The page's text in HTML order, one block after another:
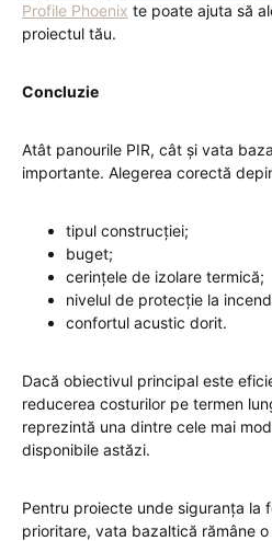
Profile Phoenix te poate ajuta să
proiectul tău.
Concluzie
Atât panourile PIR, cât și vata
importante. Alegerea corectă
tipul construcției;
buget;
cerințele de izolare termică;
nivelul de protecție la
confortul acustic dorit.
Dacă obiectivul principal este
reducerea costurilor pe termen
reprezintă una dintre cele mai
disponibile astăzi.
Pentru proiecte unde siguranța la
prioritare, vata bazaltică rămâne